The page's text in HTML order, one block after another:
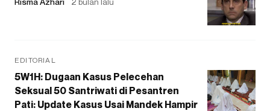
EDITORIAL
5W1H: Dugaan Kasus Pelecehan
Seksual 50 Santriwati di Pesantren
Pati: Update Kasus Usai Mandek Hampir